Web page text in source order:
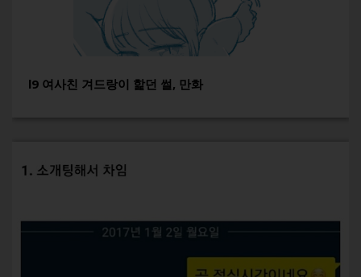
l9 여사친 겨드랑이 핥던 썰, 만화